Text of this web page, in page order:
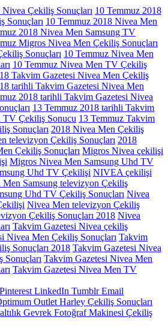
Çekiliş Sonuçları 10 Temmuz 2018
Sonuçları 10 Temmuz 2018 Nivea Men
2018 Nivea Men Samsung TV
Migros Nivea Men Çekiliş Sonuçları
Sonuçları 10 Temmuz Nivea Men
10 Temmuz Nivea Men TV Çekiliş
Takvim Gazetesi Nivea Men Çekiliş
tarihli Takvim Gazetesi Nivea Men
2018 tarihli Takvim Gazetesi Nivea
13 Temmuz 2018 tarihli Takvim
TV Çekiliş Sonucu 13 Temmuz Takvim
Sonuçları 2018 Nivea Men Çekiliş
televizyon Çekiliş Sonuçları 2018
Çekiliş Sonuçları Migros Nivea çekilişi
Migros Nivea Men Samsung Uhd TV
Uhd TV Çekilişi NIVEA çekilişi
Men Samsung televizyon Çekiliş
Uhd TV Çekiliş Sonuçları Nivea
Nivea Men televizyon Çekiliş
Çekiliş Sonuçları 2018 Nivea
Takvim Gazetesi Nivea çekiliş
Nivea Men Çekiliş Sonuçları Takvim
Sonuçları 2018 Takvim Gazetesi Nivea
Takvim Gazetesi Nivea Men
Takvim Gazetesi Nivea Men TV
Pinterest LinkedIn Tumblr Email
Outlet Harley Çekiliş Sonuçları
Gevrek Fotoğraf Makinesi Çekiliş